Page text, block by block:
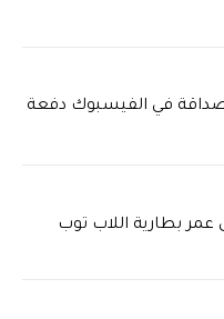
في الفيسبوك دفعة
بطارية اللاب توب